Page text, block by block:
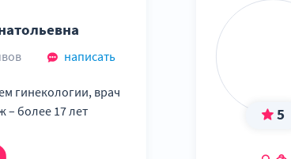
или кисты женских половых органов
или кисты женских половых органов (вскрытие
вульвы (удаление папиллом шейки матки
врача-акушера-гинеколога повторный
врача-акушера-гинеколога первичный
написать
гинекологии, врач
– более 17 лет
5